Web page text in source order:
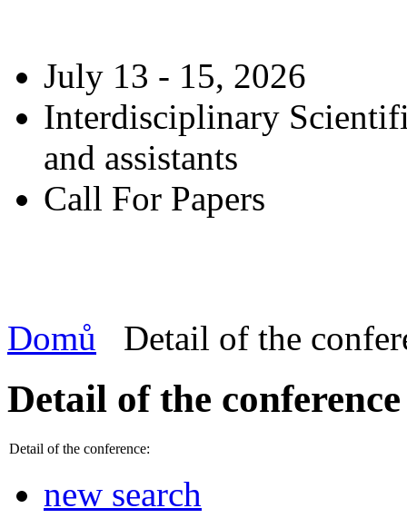
July 13 - 15, 2026
Interdisciplinary
and assistants
Call For Papers
Domů Detail of the
Detail of the conference
Detail of the conference:
new search